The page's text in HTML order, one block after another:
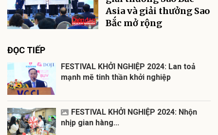
Asia và giải thưởng Sao
Bắc mở rộng
ĐỌC TIẾP
FESTIVAL KHỞI NGHIỆP 2024: Lan toả
mạnh mẽ tinh thần khởi nghiệp
FESTIVAL KHỞI NGHIỆP 2024: Nhộn
nhịp gian hàng...